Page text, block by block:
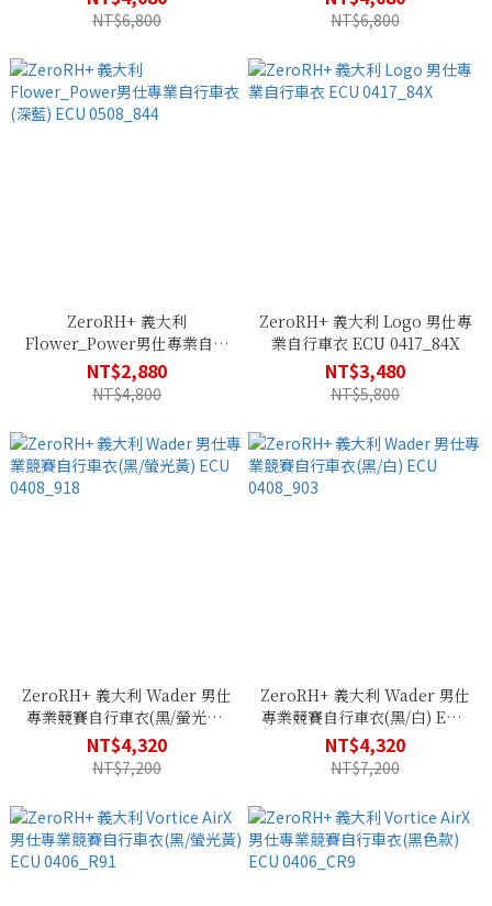
NT$6,800 NT$6,800
ZeroRH+ 義大利
Flower_Power男仕專業自行
車衣(深藍) ECU 0508_844
NT$2,880
NT$4,800
ZeroRH+ 義大利 Logo 男仕專
業自行車衣 ECU 0417_84X
NT$3,480
NT$5,800
ZeroRH+ 義大利 Wader 男仕
專業競賽自行車衣(黑/螢光黃)
ECU 0408_918
NT$4,320
NT$7,200
ZeroRH+ 義大利 Wader 男仕
專業競賽自行車衣(黑/白) ECU
0408_903
NT$4,320
NT$7,200